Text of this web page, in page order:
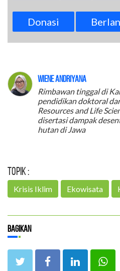
Donasi
Wiene Andriyana
Rimbawan tinggal di
pendidikan doktoral
Resources and Life
disertasi dampak
hutan di Jawa
Topik :
Krisis Iklim Ekowisata
Bagikan